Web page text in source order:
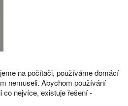
na počítači, používáme domácí
nemuseli. Abychom používání
co nejvíce, existuje řešení -